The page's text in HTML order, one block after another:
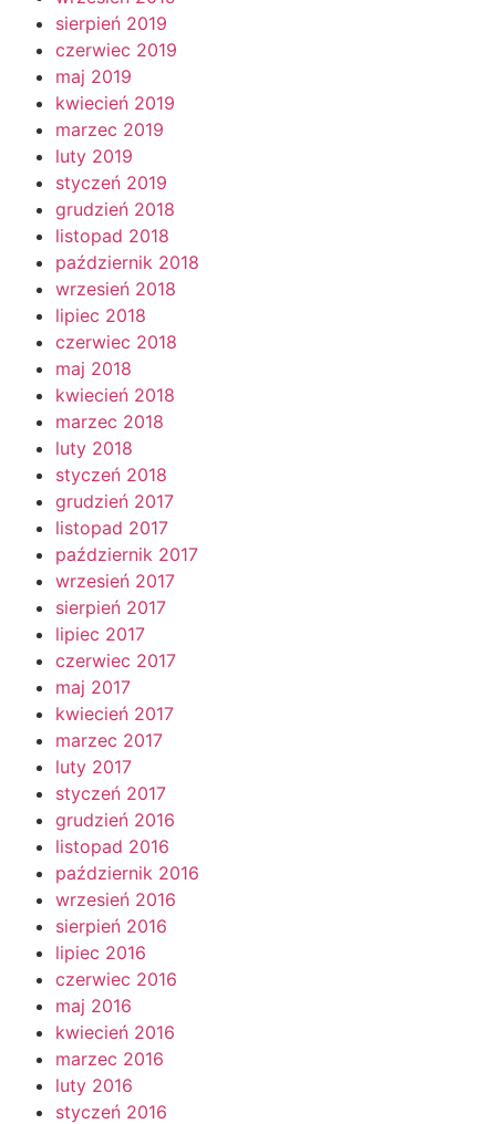
sierpień 2019
czerwiec 2019
maj 2019
kwiecień 2019
marzec 2019
luty 2019
styczeń 2019
grudzień 2018
listopad 2018
październik 2018
wrzesień 2018
lipiec 2018
czerwiec 2018
maj 2018
kwiecień 2018
marzec 2018
luty 2018
styczeń 2018
grudzień 2017
listopad 2017
październik 2017
wrzesień 2017
sierpień 2017
lipiec 2017
czerwiec 2017
maj 2017
kwiecień 2017
marzec 2017
luty 2017
styczeń 2017
grudzień 2016
listopad 2016
październik 2016
wrzesień 2016
sierpień 2016
lipiec 2016
czerwiec 2016
maj 2016
kwiecień 2016
marzec 2016
luty 2016
styczeń 2016